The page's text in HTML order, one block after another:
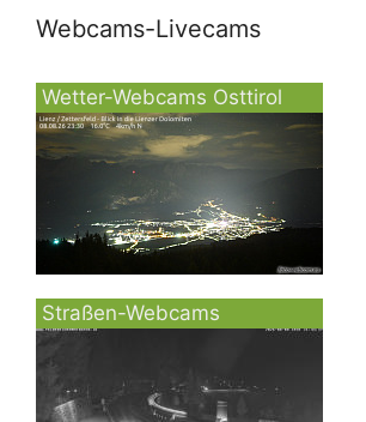
Webcams-Livecams
Wetter-Webcams Osttirol
Straßen-Webcams